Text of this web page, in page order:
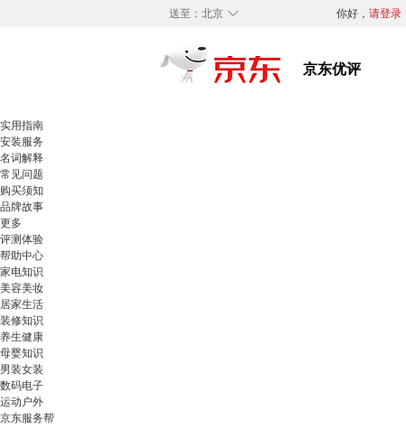
◇
送至： 北京 你好， 请登录
实用指南
安装服务
名词解释
常见问题
购买须知
品牌故事
更多
评测体验
帮助中心
家电知识
美容美妆
居家生活
装修知识
养生健康
母婴知识
男装女装
数码电子
运动户外
京东服务帮